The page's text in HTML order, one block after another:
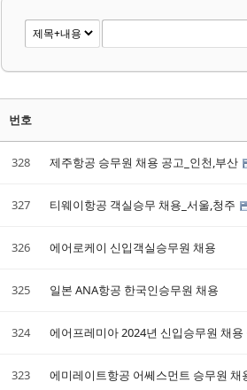
번호
328 제주항공 승무원 채용 공고_인천,부산
327 티웨이항공 객실승무 채용_서울,청주
326 에어로케이 신입객실승무원 채용
325 일본 ANA항공 한국인승무원 채용
324 에어프레미아 2024년 신입승무원 채용
323 에미레이트항공 어쎄스먼트 승무원 채